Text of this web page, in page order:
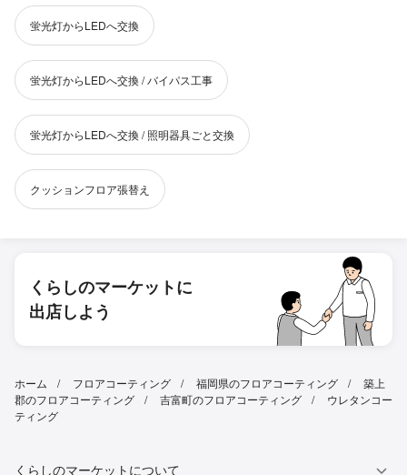
蛍光灯からLEDへ交換
蛍光灯からLEDへ交換 / バイパス工事
蛍光灯からLEDへ交換 / 照明器具ごと交換
クッションフロア張替え
くらしのマーケットに
出店しよう
ホーム フロアコーティング 福岡県のフロアコーティング
築上
郡のフロアコーティング
吉富町のフロアコーティング
ウレタンコー
ティング
くらしのマーケットについて